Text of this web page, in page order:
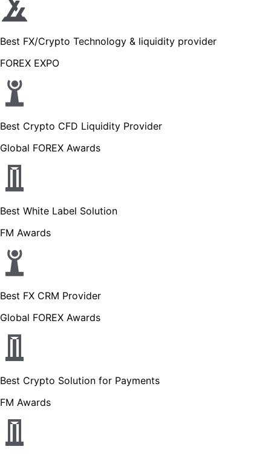
Best FX/Crypto Technology & liquidity provider
FOREX EXPO
Best Crypto CFD Liquidity Provider
Global FOREX Awards
Best White Label Solution
FM Awards
Best FX CRM Provider
Global FOREX Awards
Best Crypto Solution for Payments
FM Awards